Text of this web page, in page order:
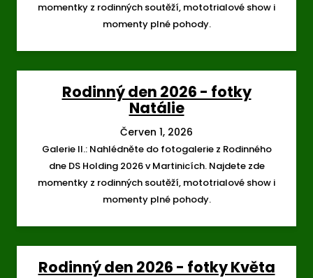
momentky z rodinných soutěží, mototrialové show i
momenty plné pohody.
Rodinný den 2026 - fotky
Natálie
Červen 1, 2026
Galerie II.: Nahlédněte do fotogalerie z Rodinného
dne DS Holding 2026 v Martinicích. Najdete zde
momentky z rodinných soutěží, mototrialové show i
momenty plné pohody.
Rodinný den 2026 - fotky Květa